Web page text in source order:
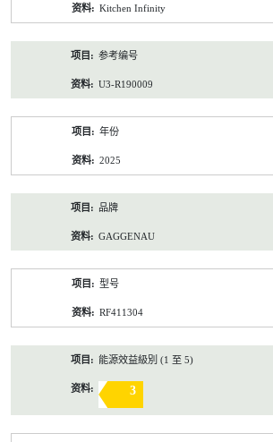
Kitchen Infinity
参考编号
U3-R190009
年份
2025
品牌
GAGGENAU
型号
RF411304
能源效益級別 (1 至 5)
3